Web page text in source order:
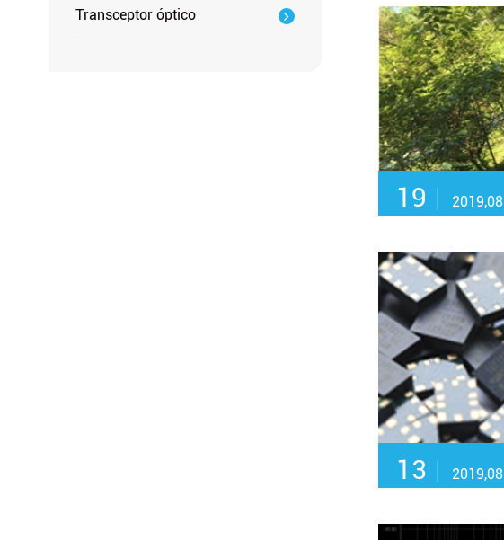
Transceptor óptico
19 2019,08
13 2019,08